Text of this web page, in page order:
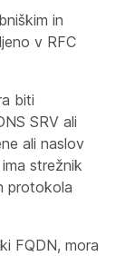
in
v RFC
biti
SRV ali
ali naslov
strežnik
protokola
FQDN, mora